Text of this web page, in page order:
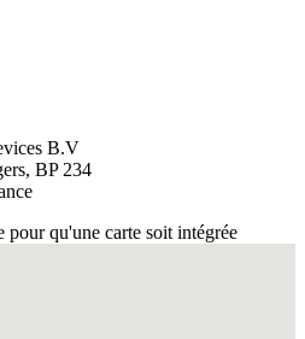
B.V
BP 234
pour qu'une carte soit intégrée